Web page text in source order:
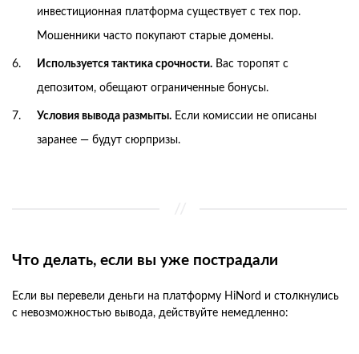
инвестиционная платформа существует с тех пор.
Мошенники часто покупают старые домены.
Используется тактика срочности. Вас торопят с
депозитом, обещают ограниченные бонусы.
Условия вывода размыты. Если комиссии не описаны
заранее — будут сюрпризы.
Что делать, если вы уже пострадали
Если вы перевели деньги на платформу HiNord и столкнулись
с невозможностью вывода, действуйте немедленно: